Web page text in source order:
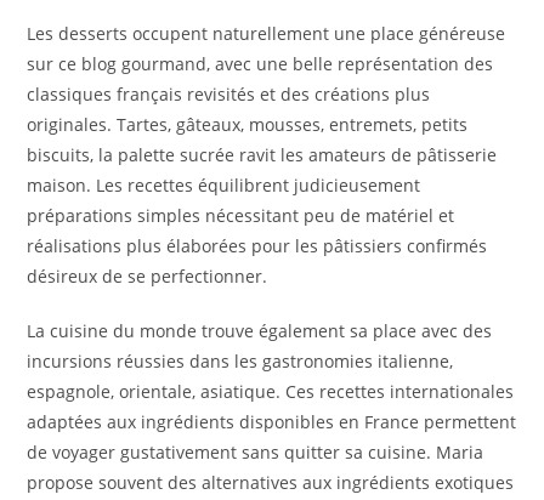
Les desserts occupent naturellement une place généreuse
sur ce blog gourmand, avec une belle représentation des
classiques français revisités et des créations plus
originales. Tartes, gâteaux, mousses, entremets, petits
biscuits, la palette sucrée ravit les amateurs de pâtisserie
maison. Les recettes équilibrent judicieusement
préparations simples nécessitant peu de matériel et
réalisations plus élaborées pour les pâtissiers confirmés
désireux de se perfectionner.
La cuisine du monde trouve également sa place avec des
incursions réussies dans les gastronomies italienne,
espagnole, orientale, asiatique. Ces recettes internationales
adaptées aux ingrédients disponibles en France permettent
de voyager gustativement sans quitter sa cuisine. Maria
propose souvent des alternatives aux ingrédients exotiques